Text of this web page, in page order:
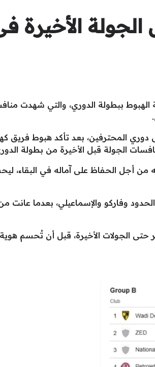
الأخيرة
دوري المحترفين، بعد تأكد هبوط فريق
أجل الحفاظ على آماله في البقاء،
وفاركو والإسماعيلي، بعدما عانت
الجولات الأخيرة، قبل أن تُحسم هوية